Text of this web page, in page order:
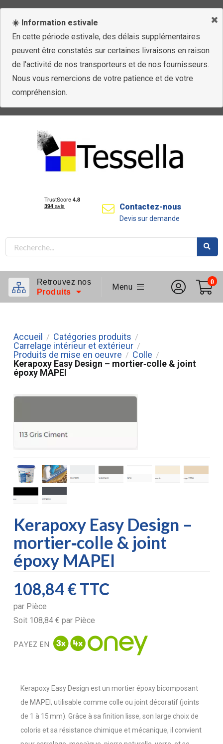
☀️ Information estivale
En cette période estivale, des délais supplémentaires
peuvent être constatés sur certaines livraisons en raison
de l'activité de nos transporteurs et de nos fournisseurs.
Nous vous remercions de votre patience et de votre
compréhension.
Contactez-nous
Devis sur demande
Retrouvez nos
Produits
Menu
0
Accueil / Catégories produits /
Carrelage intérieur et extérieur /
Produits de mise en oeuvre / Colle /
Kerapoxy Easy Design – mortier‑colle & joint
époxy MAPEI
Kerapoxy Easy Design –
mortier‑colle & joint
époxy MAPEI
108,84 €TTC
par Pièce
Soit 108,84 € par Pièce
PAYEZ EN
Kerapoxy Easy Design est un mortier époxy bicomposant
de MAPEI, utilisable comme colle ou joint décoratif (joints
de 1 à 15 mm). Grâce à sa finition lisse, son large choix de
coloris et sa résistance chimique et mécanique, il convient